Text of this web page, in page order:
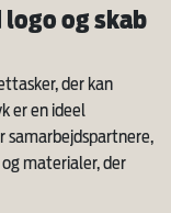
og skab
der kan
er en ideel
samarbejdspartnere,
materialer, der